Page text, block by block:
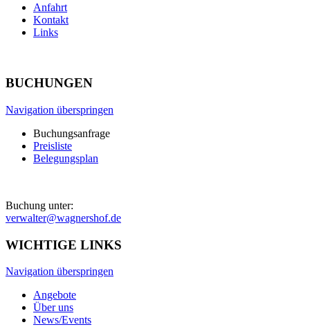
Anfahrt
Kontakt
Links
BUCHUNGEN
Navigation überspringen
Buchungsanfrage
Preisliste
Belegungsplan
Buchung unter:
verwalter@wagnershof.de
WICHTIGE LINKS
Navigation überspringen
Angebote
Über uns
News/Events